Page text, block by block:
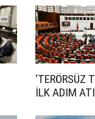
‘TERÖRSÜZ
İLK ADIM